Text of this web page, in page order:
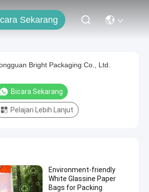
Sekarang
Bright Packaging Co., Ltd.
Bicara Sekarang
Pelajari Lebih Lanjut
Environment-friendly
White Glassine Paper
Bags for Packing